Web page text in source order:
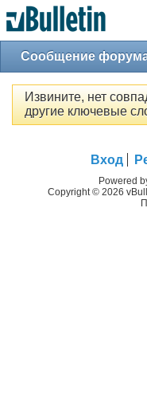
Сообщение
Извините, нет
другие ключевые
Вход
Powered
Copyright © 2026